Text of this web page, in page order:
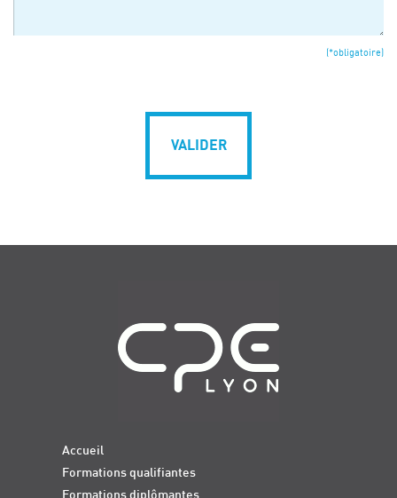
(*obligatoire)
VALIDER
Accueil
Formations qualifiantes
Formations diplômantes